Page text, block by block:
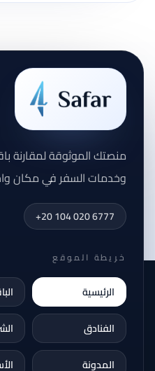
منصتك الموثوقة لمقارنة
وخدمات السفر في مكان
+20 104 020 6777
خريطة الموقع
الرئيسية
الفنادق
المدونة